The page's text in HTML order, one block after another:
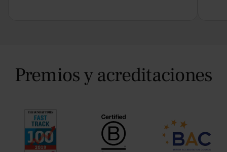
Premios y acreditaciones